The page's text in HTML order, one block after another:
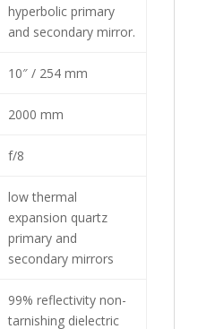
hyperbolic primary
and secondary mirror.
10″ / 254 mm
2000 mm
f/8
low thermal
expansion quartz
primary and
secondary mirrors
99% reflectivity non-
tarnishing dielectric